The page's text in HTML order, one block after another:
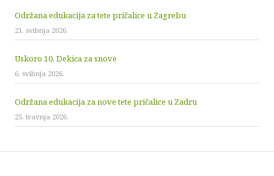
Održana edukacija za tete pričalice u Zagrebu
21. svibnja 2026.
Uskoro 10. Dekica za snove
6. svibnja 2026.
Održana edukacija za nove tete pričalice u Zadru
25. travnja 2026.